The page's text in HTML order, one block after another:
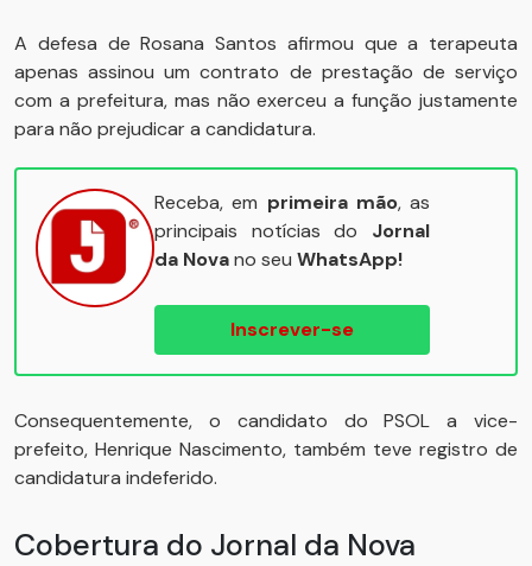
A defesa de Rosana Santos afirmou que a terapeuta
apenas assinou um contrato de prestação de serviço
com a prefeitura, mas não exerceu a função justamente
para não prejudicar a candidatura.
Receba, em primeira mão, as
principais notícias do Jornal
da Novano seu WhatsApp!
Inscrever-se
Consequentemente, o candidato do PSOL a vice-
prefeito, Henrique Nascimento, também teve registro de
candidatura indeferido.
Cobertura do Jornal da Nova